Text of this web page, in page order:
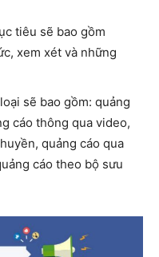
tiêu sẽ bao gồm
xem xét và những
sẽ bao gồm: quảng
cáo thông qua video,
quảng cáo qua
cáo theo bộ sưu